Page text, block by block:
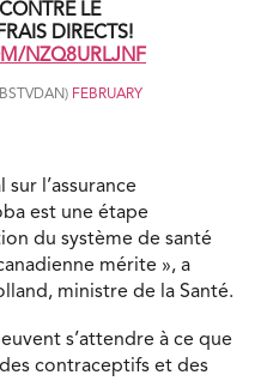
LE
DIRECTS!
NZQ8URLJNF
FEBRUARY
l’assurance
est une étape
du système de santé
mérite », a
ministre de la Santé.
s’attendre à ce que
contraceptifs et des